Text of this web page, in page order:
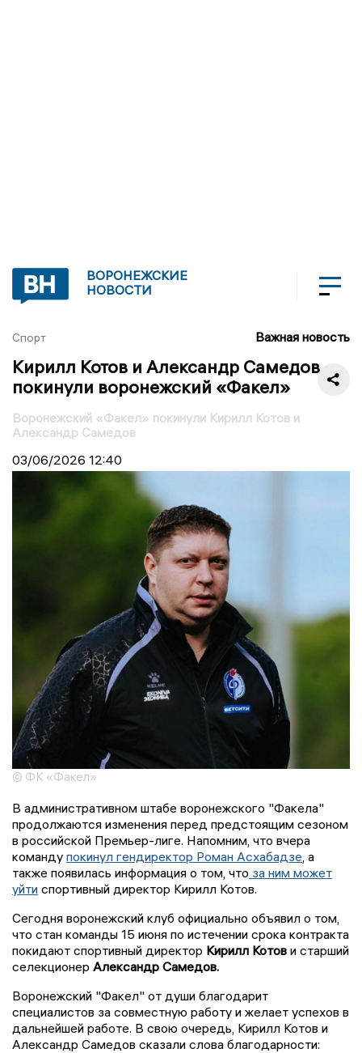
ВОРОНЕЖСКИЕ
НОВОСТИ
Спорт Важная новость
Кирилл Котов и Александр Самедов
покинули воронежский «Факел»
Воронежский «Факел» покинули Кирилл Котов и
Александр Самедов
03/06/2026 12:40
© ФК «Факел»
В административном штабе воронежского "Факела"
продолжаются изменения перед предстоящим сезоном
в российской Премьер-лиге. Напомним, что вчера
команду покинул гендиректор Роман Асхабадзе , а
также появилась информация о том, что за ним может
уйти спортивный директор Кирилл Котов.
Сегодня воронежский клуб официально объявил о том,
что стан команды 15 июня по истечении срока контракта
покидают спортивный директор Кирилл Котов и старший
селекционер Александр Самедов.
Воронежский "Факел" от души благодарит
специалистов за совместную работу и желает успехов в
дальнейшей работе. В свою очередь, Кирилл Котов и
Александр Самедов сказали слова благодарности: